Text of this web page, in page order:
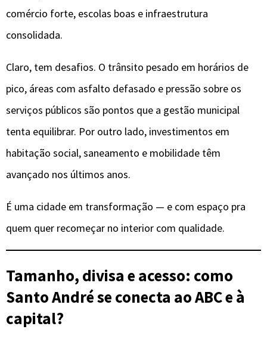
comércio forte, escolas boas e infraestrutura
consolidada.
Claro, tem desafios. O trânsito pesado em horários de
pico, áreas com asfalto defasado e pressão sobre os
serviços públicos são pontos que a gestão municipal
tenta equilibrar. Por outro lado, investimentos em
habitação social, saneamento e mobilidade têm
avançado nos últimos anos.
É uma cidade em transformação — e com espaço pra
quem quer recomeçar no interior com qualidade.
Tamanho, divisa e acesso: como
Santo André se conecta ao ABC e à
capital?